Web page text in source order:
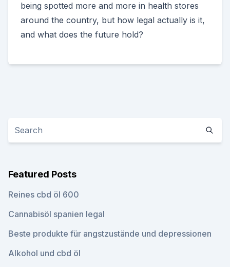
being spotted more and more in health stores
around the country, but how legal actually is it,
and what does the future hold?
Featured Posts
Reines cbd öl 600
Cannabisöl spanien legal
Beste produkte für angstzustände und depressionen
Alkohol und cbd öl